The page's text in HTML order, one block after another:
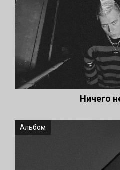
Ничего
Альбом